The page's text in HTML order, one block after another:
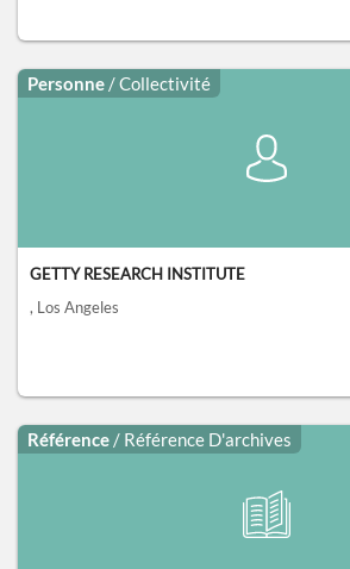
Personne / Collectivité
GETTY RESEARCH INSTITUTE
, Los Angeles
Référence / Référence D'archives